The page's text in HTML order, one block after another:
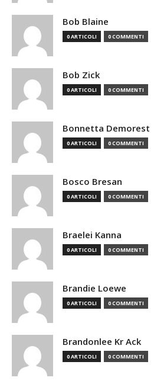
Bob Blaine
0 ARTICOLI 0 COMMENTI
Bob Zick
0 ARTICOLI 0 COMMENTI
Bonnetta Demorest
0 ARTICOLI 0 COMMENTI
Bosco Bresan
0 ARTICOLI 0 COMMENTI
Braelei Kanna
0 ARTICOLI 0 COMMENTI
Brandie Loewe
0 ARTICOLI 0 COMMENTI
Brandonlee Kr Ack
0 ARTICOLI 0 COMMENTI